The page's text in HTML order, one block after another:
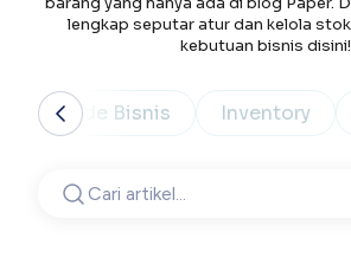
Purchase Order
Buat kuitansi langsung dari invoice
Digital Payment
lengkap seputar atur dan kelola
kebutuan bisnis disini!
Ide Bisnis Inventory